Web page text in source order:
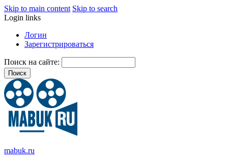
Skip to main content Skip to search
Login links
Логин
Зарегистрироваться
Поиск на сайте:
mabuk.ru